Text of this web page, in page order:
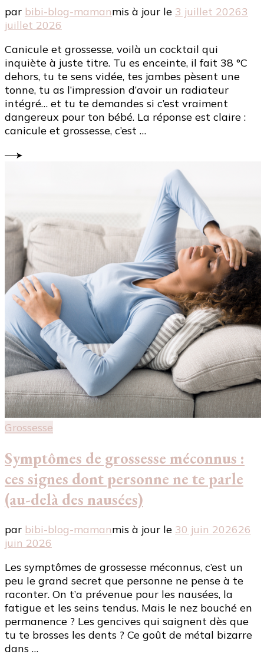
par bibi-blog-mamanmis à jour le 3 juillet 20263
juillet 2026
Canicule et grossesse, voilà un cocktail qui
inquiète à juste titre. Tu es enceinte, il fait 38 °C
dehors, tu te sens vidée, tes jambes pèsent une
tonne, tu as l’impression d’avoir un radiateur
intégré… et tu te demandes si c’est vraiment
dangereux pour ton bébé. La réponse est claire :
canicule et grossesse, c’est …
Grossesse
Symptômes de grossesse méconnus :
ces signes dont personne ne te parle
(au-delà des nausées)
par bibi-blog-mamanmis à jour le 30 juin 202626
juin 2026
Les symptômes de grossesse méconnus, c’est un
peu le grand secret que personne ne pense à te
raconter. On t’a prévenue pour les nausées, la
fatigue et les seins tendus. Mais le nez bouché en
permanence ? Les gencives qui saignent dès que
tu te brosses les dents ? Ce goût de métal bizarre
dans …